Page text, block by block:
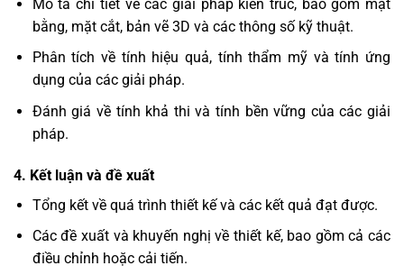
Mô tả chi tiết về các giải pháp kiến trúc, bao gồm mặt
bằng, mặt cắt, bản vẽ 3D và các thông số kỹ thuật.
Phân tích về tính hiệu quả, tính thẩm mỹ và tính ứng
dụng của các giải pháp.
Đánh giá về tính khả thi và tính bền vững của các giải
pháp.
4. Kết luận và đề xuất
Tổng kết về quá trình thiết kế và các kết quả đạt được.
Các đề xuất và khuyến nghị về thiết kế, bao gồm cả các
điều chỉnh hoặc cải tiến.